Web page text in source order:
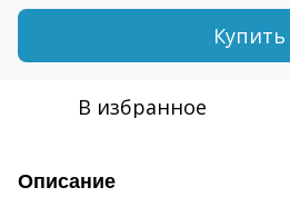
Купить
В избранное
Описание